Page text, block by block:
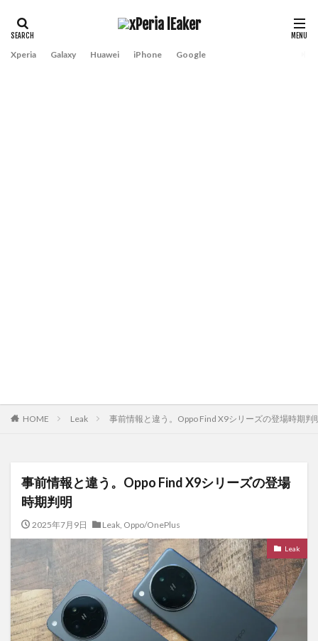
Xperia Galaxy Huawei iPhone Google
HOME Leak 事前情報と違う。Oppo Find X9シリーズの登場時期判
事前情報と違う。Oppo Find X9シリーズの登場
時期判明
2025年7月9日 Leak, Oppo/OnePlus
Leak